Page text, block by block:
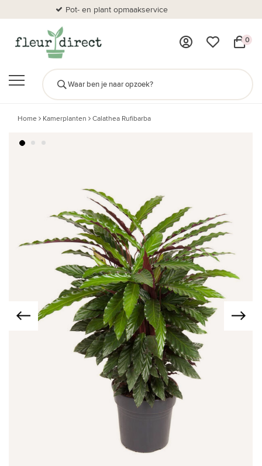
Pot- en plant opmaakservice
0
Home Kamerplanten Calathea Rufibarba